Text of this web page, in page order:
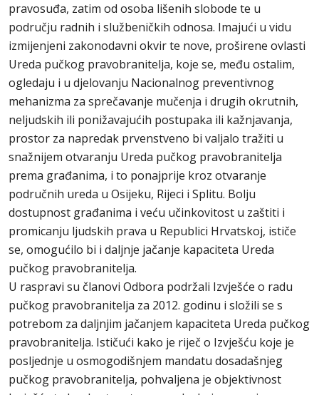
pravosuđa, zatim od osoba lišenih slobode te u
području radnih i službeničkih odnosa. Imajući u vidu
izmijenjeni zakonodavni okvir te nove, proširene ovlasti
Ureda pučkog pravobranitelja, koje se, među ostalim,
ogledaju i u djelovanju Nacionalnog preventivnog
mehanizma za sprečavanje mučenja i drugih okrutnih,
neljudskih ili ponižavajućih postupaka ili kažnjavanja,
prostor za napredak prvenstveno bi valjalo tražiti u
snažnijem otvaranju Ureda pučkog pravobranitelja
prema građanima, i to ponajprije kroz otvaranje
područnih ureda u Osijeku, Rijeci i Splitu. Bolju
dostupnost građanima i veću učinkovitost u zaštiti i
promicanju ljudskih prava u Republici Hrvatskoj, ističe
se, omogućilo bi i daljnje jačanje kapaciteta Ureda
pučkog pravobranitelja.
U raspravi su članovi Odbora podržali Izvješće o radu
pučkog pravobranitelja za 2012. godinu i složili se s
potrebom za daljnjim jačanjem kapaciteta Ureda pučkog
pravobranitelja. Ističući kako je riječ o Izvješću koje je
posljednje u osmogodišnjem mandatu dosadašnjeg
pučkog pravobranitelja, pohvaljena je objektivnost